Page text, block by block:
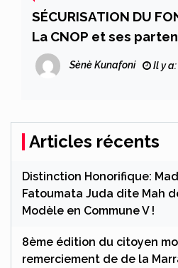
SÉCURISATION DU
La CNOP et ses
engagent
Sènè Kunafoni Il y
Articles récents
Distinction Honorifique:
Fatoumata Juda dite Mah
Modèle en Commune V !
8ème édition du citoyen
remerciement de de la